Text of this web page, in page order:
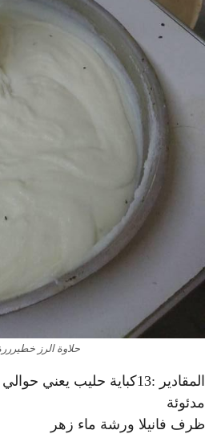
حلاوة الرز
مدئوئة
ظرف فانيلا ورشة ماء زهر